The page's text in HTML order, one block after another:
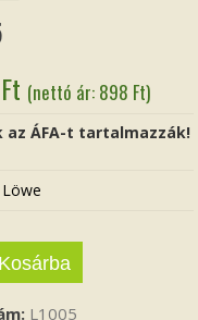
Ft (nettó ár: 898 Ft)
az ÁFA-t tartalmazzák!
Löwe
Kosárba
L1005